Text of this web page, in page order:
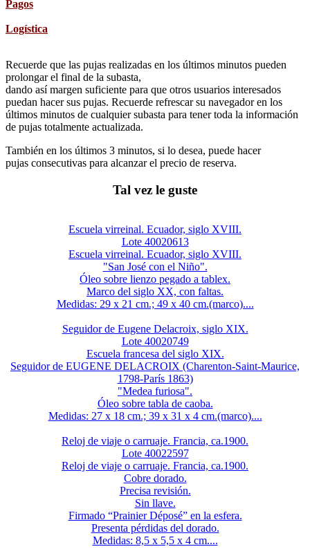
Pagos
Logística
Recuerde que las pujas realizadas en los últimos minutos pueden
prolongar el final de la subasta,
dando así margen suficiente para que otros usuarios interesados
puedan hacer sus pujas. Recuerde refrescar su navegador en los
últimos minutos de cualquier subasta para tener toda la información
de pujas totalmente actualizada.
También en los últimos 3 minutos, si lo desea, puede hacer
pujas consecutivas para alcanzar el precio de reserva.
Tal vez le guste
Escuela virreinal. Ecuador, siglo XVIII.
Lote 40020613
Escuela virreinal. Ecuador, siglo XVIII.
"San José con el Niño".
Óleo sobre lienzo pegado a tablex.
Marco del siglo XX, con faltas.
Medidas: 29 x 21 cm.; 49 x 40 cm.(marco)....
Seguidor de Eugene Delacroix, siglo XIX.
Lote 40020749
Escuela francesa del siglo XIX.
Seguidor de EUGENE DELACROIX (Charenton-Saint-Maurice,
1798-París 1863)
"Medea furiosa".
Óleo sobre tabla de caoba.
Medidas: 27 x 18 cm.; 39 x 31 x 4 cm.(marco)....
Reloj de viaje o carruaje. Francia, ca.1900.
Lote 40022597
Reloj de viaje o carruaje. Francia, ca.1900.
Cobre dorado.
Precisa revisión.
Sin llave.
Firmado “Prainier Déposé” en la esfera.
Presenta pérdidas del dorado.
Medidas: 8,5 x 5,5 x 4 cm....